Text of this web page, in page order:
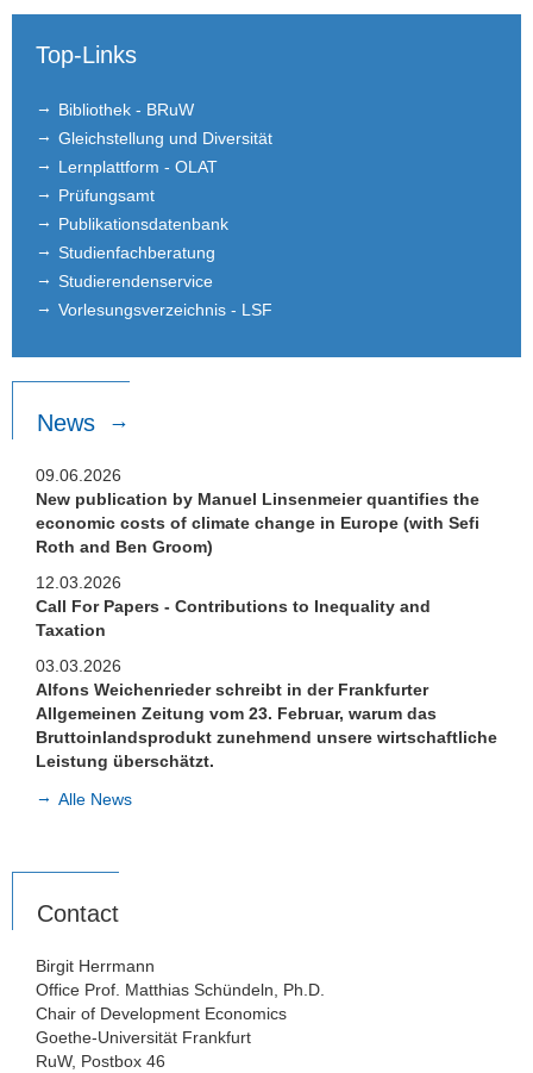
Dominik Naeher
Prakash Pathak
Patrick Schmidt
Top-Links
Bibliothek - BRuW
Gleichstellung und Diversität
Lernplattform - OLAT
Prüfungsamt
Publikationsdatenbank
Studienfachberatung
Studierendenservice
Vorlesungsverzeichnis - LSF
News
09.06.2026
New publication by Manuel Linsenmeier quantifies the
economic costs of climate change in Europe (with Sefi
Roth and Ben Groom)
12.03.2026
Call For Papers - Contributions to Inequality and
Taxation
03.03.2026
Alfons Weichenrieder schreibt in der Frankfurter
Allgemeinen Zeitung vom 23. Februar, warum das
Bruttoinlandsprodukt zunehmend unsere wirtschaftliche
Leistung überschätzt.
Alle News
Contact
Birgit Herrmann
Office Prof. Matthias Schündeln, Ph.D.
Chair of Development Economics
Goethe-Universität Frankfurt
RuW, Postbox 46